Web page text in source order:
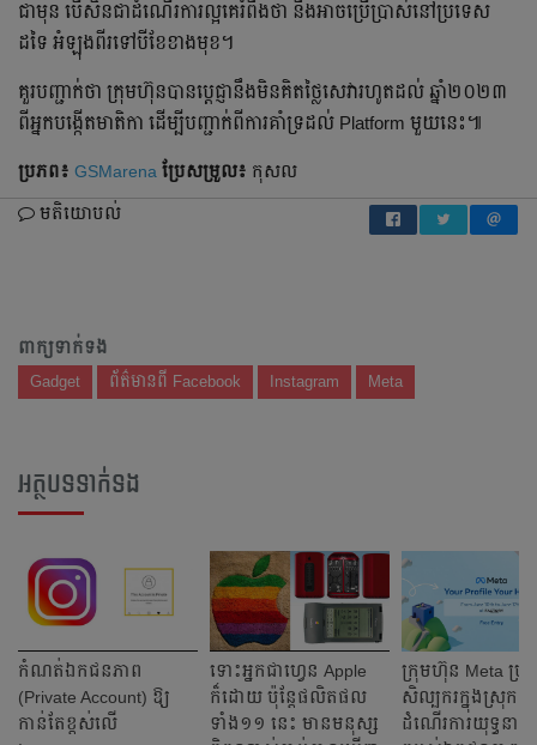
ជាមុន បើសិនជាដំណើរការល្អគេរំពឹងថា នឹងអាចប្រើប្រាស់នៅប្រទេស
ដទៃ អំឡុងពីរទៅបីខែខាងមុខ។
គួរបញ្ជាក់ថា ក្រុមហ៊ុនបានប្ដេជ្ញានឹងមិនគិតថ្លៃសេវារហូតដល់ ឆ្នាំ២០២៣
ពីអ្នកបង្កើតមាតិកា ដើម្បីបញ្ជាក់ពីការគាំទ្រដល់ Platform មួយនេះ៕
ប្រភព៖ GSMarena ប្រែ​សម្រួល៖ កុសល
មតិយោបល់
ពាក្យទាក់ទង
Gadget ព័ត៌មានពី Facebook Instagram Meta
អត្ថបទទាក់ទង
កំណត់ឯកជនភាព
(Private Account) ឱ្យ
កាន់តែខ្ពស់លើ
ទោះអ្នកជាហ្វេន Apple
ក៏ដោយ ប៉ុន្ដែផលិតផល
ទាំង១១ នេះ មានមនុស្ស
ក្រុមហ៊ុន Meta ប្រ
សិល្បករក្នុងស្រុកដ
ដំណើរការយុទ្ធនាក